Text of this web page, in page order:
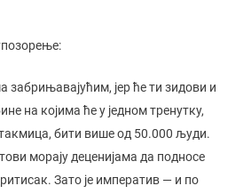
забрињавајућим, јер ће ти зидови и
на којима ће у једном тренутку,
бити више од 50.000 људи.
морају деценијама да подносе
Зато је императив — и по